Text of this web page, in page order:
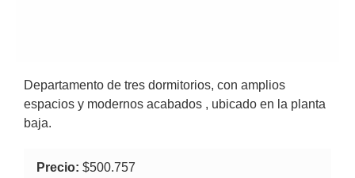
Departamento de tres dormitorios, con amplios
espacios y modernos acabados , ubicado en la planta
baja.
Precio: $500.757